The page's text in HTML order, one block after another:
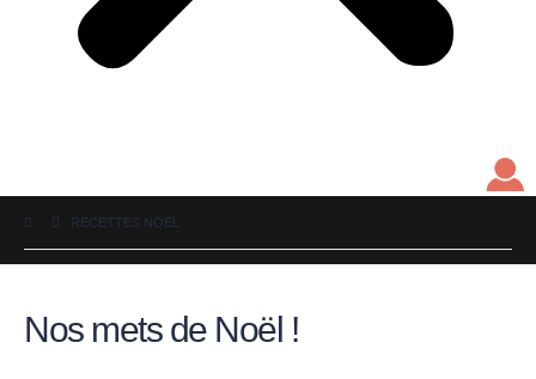
RECETTES NOËL
Nos mets de Noël !